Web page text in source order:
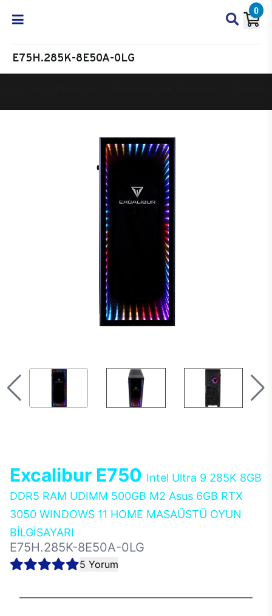
0
E75H.285K-8E50A-0LG
Excalibur E750 Intel Ultra 9 285K 8GB
DDR5 RAM UDIMM 500GB M2 Asus 6GB RTX
3050 WINDOWS 11 HOME MASAÜSTÜ OYUN
BİLGİSAYARI
E75H.285K-8E50A-0LG
5 Yorum